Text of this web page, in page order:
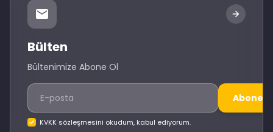
Bülten
Bültenimize Abone Ol
Abone
KVKK sözleşmesini okudum, kabul ediyorum.